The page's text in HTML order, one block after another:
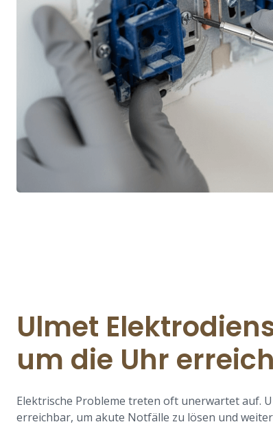
Ulmet
um die Uhr
Elektrische Probleme treten oft unerwartet auf.
erreichbar, um akute Notfälle zu lösen und